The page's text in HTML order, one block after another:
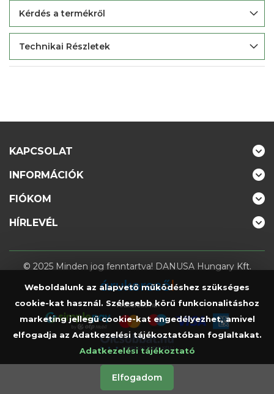
Weboldalunk az alapvető működéshez szükséges
cookie-kat használ. Szélesebb körű funkcionalitáshoz
marketing jellegű cookie-kat engedélyezhet, amivel
elfogadja az Adatkezelési tájékoztatóban foglaltakat.
Adatkezelési tájékoztató
Elfogadom
Kérdés a termékről
Technikai Részletek
KAPCSOLAT
INFORMÁCIÓK
FIÓKOM
HÍRLEVÉL
© 2025 Minden jog fenntartva! DANUSA Hungary Kft.
Árukereső.hu